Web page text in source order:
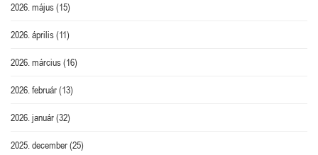
2026. május(15)
2026. április(11)
2026. március(16)
2026. február(13)
2026. január(32)
2025. december(25)